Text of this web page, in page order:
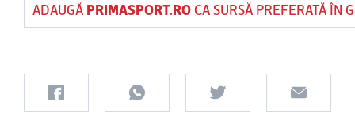
ADAUGĂ PRIMASPORT.ROCA SURSĂ PREFERATĂ ÎN